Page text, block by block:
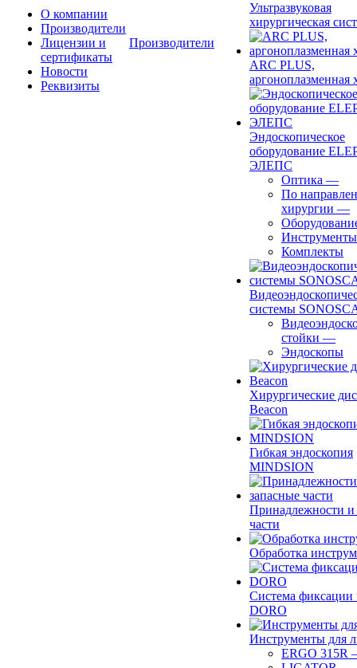
О компании
Производители
Лицензии и
сертификаты
Новости
Реквизиты
Производители
Ультразвуковая
хирургическая
ARC PLUS,
аргоноплазменная
Эндоскопическое
оборудование
ЭЛЕПС
Оптика —
По
хирургии —
Инструменты
Комплекты
системы
стойки —
Эндоскопы
Хирургические
Beacon
Гибкая эндоскопия
MINDSION
Принадлежности и
части
Обработка
Система фиксации
DORO
Инструменты для
ERGO 315R